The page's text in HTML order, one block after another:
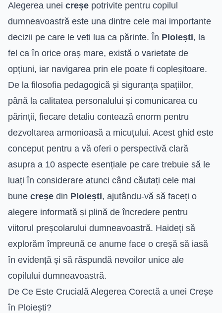
Alegerea unei creșe potrivite pentru copilul
dumneavoastră este una dintre cele mai importante
decizii pe care le veți lua ca părinte. În Ploiești, la
fel ca în orice oraș mare, există o varietate de
opțiuni, iar navigarea prin ele poate fi copleșitoare.
De la filosofia pedagogică și siguranța spațiilor,
până la calitatea personalului și comunicarea cu
părinții, fiecare detaliu contează enorm pentru
dezvoltarea armonioasă a micuțului. Acest ghid este
conceput pentru a vă oferi o perspectivă clară
asupra a 10 aspecte esențiale pe care trebuie să le
luați în considerare atunci când căutați cele mai
bune creșe din Ploiești, ajutându-vă să faceți o
alegere informată și plină de încredere pentru
viitorul preșcolarului dumneavoastră. Haideți să
explorăm împreună ce anume face o creșă să iasă
în evidență și să răspundă nevoilor unice ale
copilului dumneavoastră.
De Ce Este Crucială Alegerea Corectă a unei Creșe
în Ploiești?